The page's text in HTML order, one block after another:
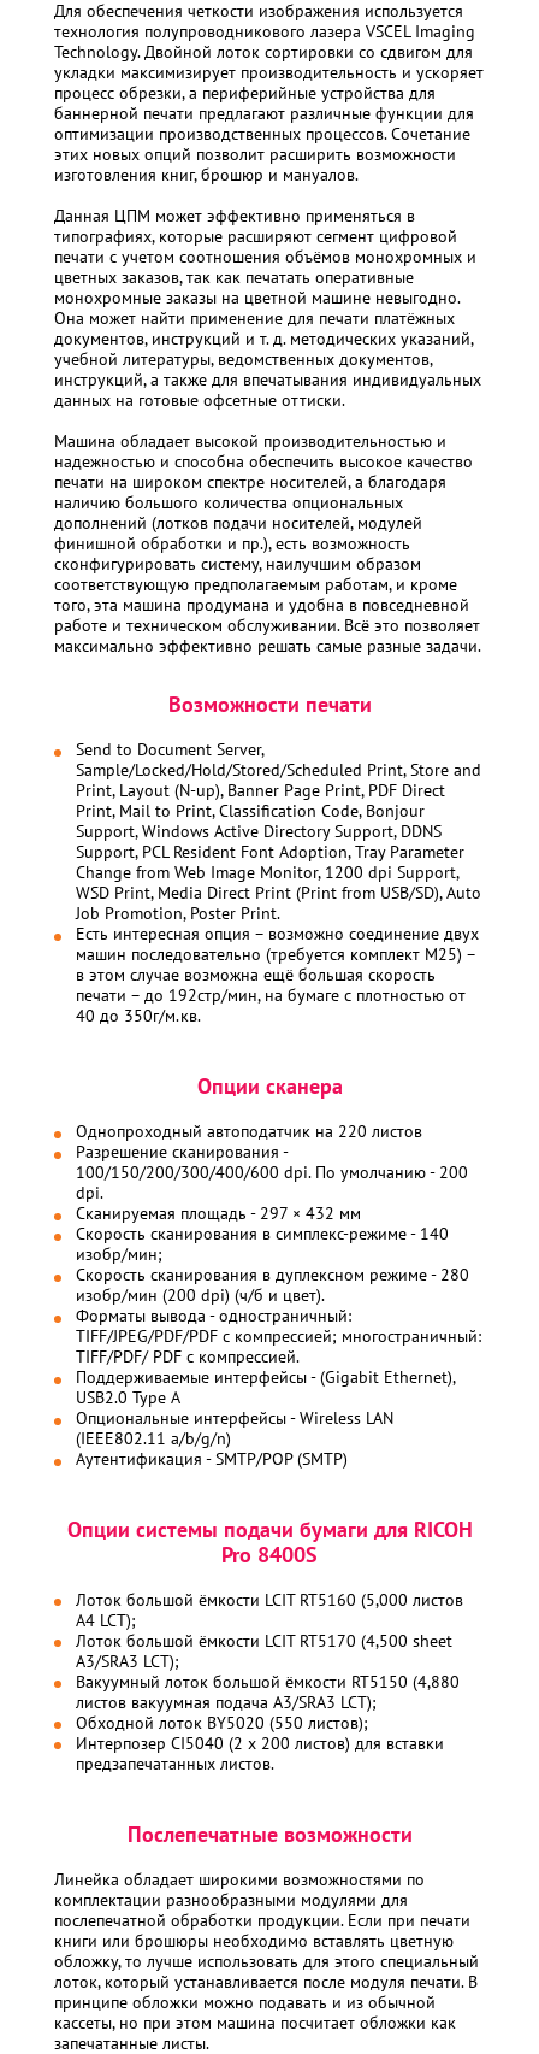
Для обеспечения четкости изображения используется
технология полупроводникового лазера VSCEL Imaging
Technology. Двойной лоток сортировки со сдвигом для
укладки максимизирует производительность и ускоряет
процесс обрезки, а периферийные устройства для
баннерной печати предлагают различные функции для
оптимизации производственных процессов. Сочетание
этих новых опций позволит расширить возможности
изготовления книг, брошюр и мануалов.
Данная ЦПМ может эффективно применяться в
типографиях, которые расширяют сегмент цифровой
печати с учетом соотношения объёмов монохромных и
цветных заказов, так как печатать оперативные
монохромные заказы на цветной машине невыгодно.
Она может найти применение для печати платёжных
документов, инструкций и т. д. методических указаний,
учебной литературы, ведомственных документов,
инструкций, а также для впечатывания индивидуальных
данных на готовые офсетные оттиски.
Машина обладает высокой производительностью и
надежностью и способна обеспечить высокое качество
печати на широком спектре носителей, а благодаря
наличию большого количества опциональных
дополнений (лотков подачи носителей, модулей
финишной обработки и пр.), есть возможность
сконфигурировать систему, наилучшим образом
соответствующую предполагаемым работам, и кроме
того, эта машина продумана и удобна в повседневной
работе и техническом обслуживании. Всё это позволяет
максимально эффективно решать самые разные задачи.
Возможности печати
Send to Document Server,
Sample/Locked/Hold/Stored/Scheduled Print, Store and
Print, Layout (N-up), Banner Page Print, PDF Direct
Print, Mail to Print, Classification Code, Bonjour
Support, Windows Active Directory Support, DDNS
Support, PCL Resident Font Adoption, Tray Parameter
Change from Web Image Monitor, 1200 dpi Support,
WSD Print, Media Direct Print (Print from USB/SD), Auto
Job Promotion, Poster Print.
Есть интересная опция – возможно соединение двух
машин последовательно (требуется комплект М25) –
в этом случае возможна ещё большая скорость
печати – до 192стр/мин, на бумаге с плотностью от
40 до 350г/м.кв.
Опции сканера
Однопроходный автоподатчик на 220 листов
Разрешение сканирования -
100/150/200/300/400/600 dpi. По умолчанию - 200
dpi.
Сканируемая площадь - 297 × 432 мм
Скорость сканирования в симплекс-режиме - 140
изобр/мин;
Скорость сканирования в дуплексном режиме - 280
изобр/мин (200 dpi) (ч/б и цвет).
Форматы вывода - одностраничный:
TIFF/JPEG/PDF/PDF с компрессией; многостраничный:
TIFF/PDF/ PDF с компрессией.
Поддерживаемые интерфейсы - (Gigabit Ethernet),
USB2.0 Type A
Опциональные интерфейсы - Wireless LAN
(IEEE802.11 a/b/g/n)
Аутентификация - SMTP/POP (SMTP)
Опции системы подачи бумаги для RICOH
Pro 8400S
Лоток большой ёмкости LCIT RT5160 (5,000 листов
A4 LCT);
Лоток большой ёмкости LCIT RT5170 (4,500 sheet
A3/SRA3 LCT);
Вакуумный лоток большой ёмкости RT5150 (4,880
листов вакуумная подача A3/SRA3 LCT);
Обходной лоток BY5020 (550 листов);
Интерпозер CI5040 (2 x 200 листов) для вставки
предзапечатанных листов.
Послепечатные возможности
Линейка обладает широкими возможностями по
комплектации разнообразными модулями для
послепечатной обработки продукции. Если при печати
книги или брошюры необходимо вставлять цветную
обложку, то лучше использовать для этого специальный
лоток, который устанавливается после модуля печати. В
принципе обложки можно подавать и из обычной
кассеты, но при этом машина посчитает обложки как
запечатанные листы.